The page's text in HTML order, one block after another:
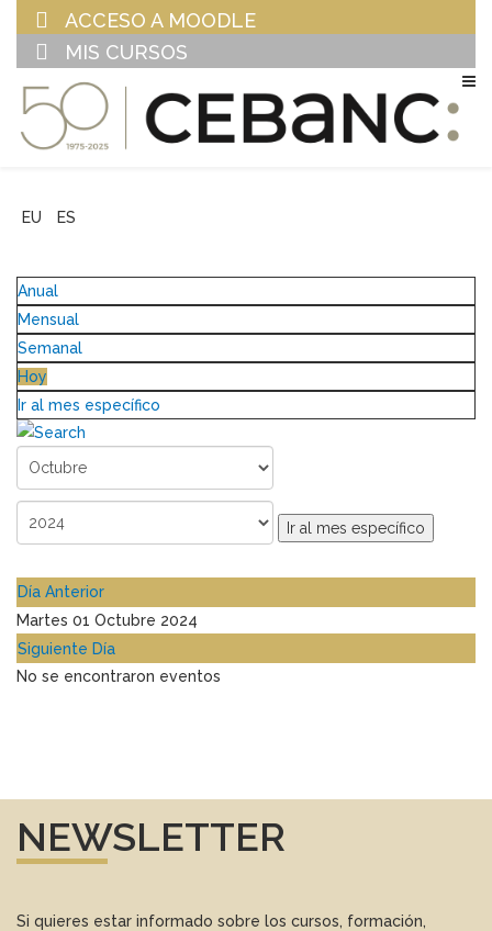
ACCESO A MOODLE
MIS CURSOS
EU ES
Anual
Mensual
Semanal
Hoy
Ir al mes específico
Ir al mes específico
Día Anterior
Martes 01 Octubre 2024
Siguiente Día
No se encontraron eventos
NEWSLETTER
Si quieres estar informado sobre los cursos, formación,